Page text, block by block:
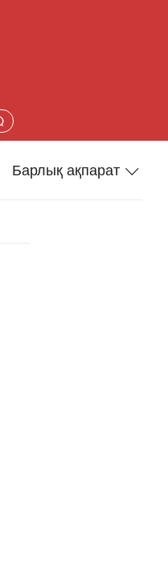
Барлық ақпарат